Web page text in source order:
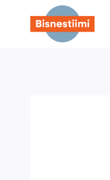
sisältöön